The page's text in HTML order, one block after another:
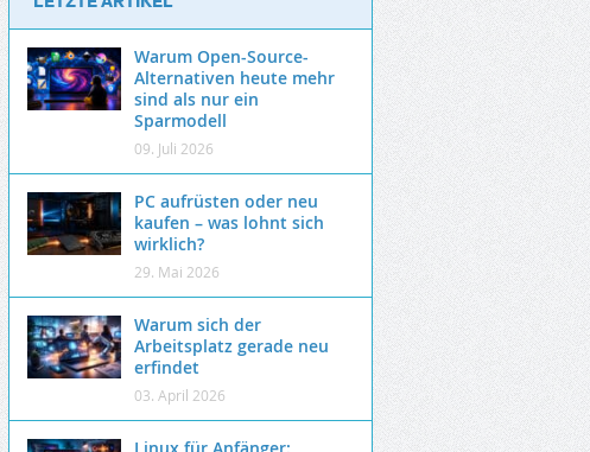
Warum Open-Source-
Alternativen heute mehr
sind als nur ein
Sparmodell
09. Juli 2026
PC aufrüsten oder neu
kaufen – was lohnt sich
wirklich?
29. Mai 2026
Warum sich der
Arbeitsplatz gerade neu
erfindet
03. April 2026